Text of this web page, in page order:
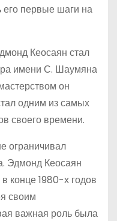
его первые шаги на
Кеосаян стал
имени С. Шаумяна
он
одним из самых
своего времени.
ограничивал
Эдмонд Кеосаян
конце 1980-х годов
своим
важная роль была